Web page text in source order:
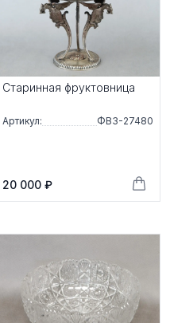
Старинная фруктовница
Артикул: ФВЗ-27480
20 000 ₽